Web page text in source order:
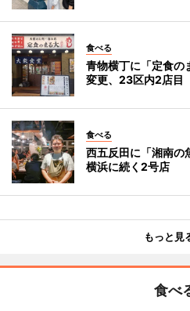
食べる
青物横丁に「定食
変更、23区内2店目
食べる
西五反田に「湘南
横浜に続く2号店
もっと見
食べ